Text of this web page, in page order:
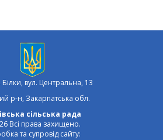
Білки, вул. Центральна, 13
р-н, Закарпатська обл.
сільська рада
Всі права захищено.
та супровід сайту: